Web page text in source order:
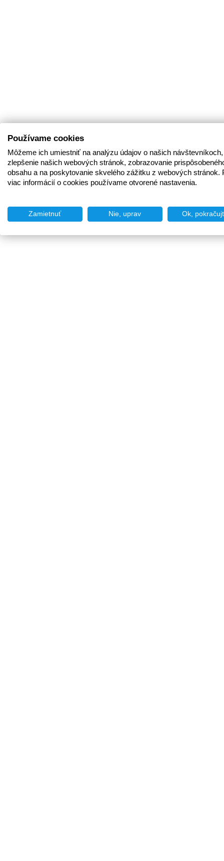
Používame cookies
Môžeme ich umiestniť na analýzu údajov o našich
zlepšenie našich webových stránok, zobrazovanie
obsahu a na poskytovanie skvelého zážitku z webových stránok.
viac informácií o cookies používame otvorené nastavenia.
Zamietnuť Nie, uprav Ok,